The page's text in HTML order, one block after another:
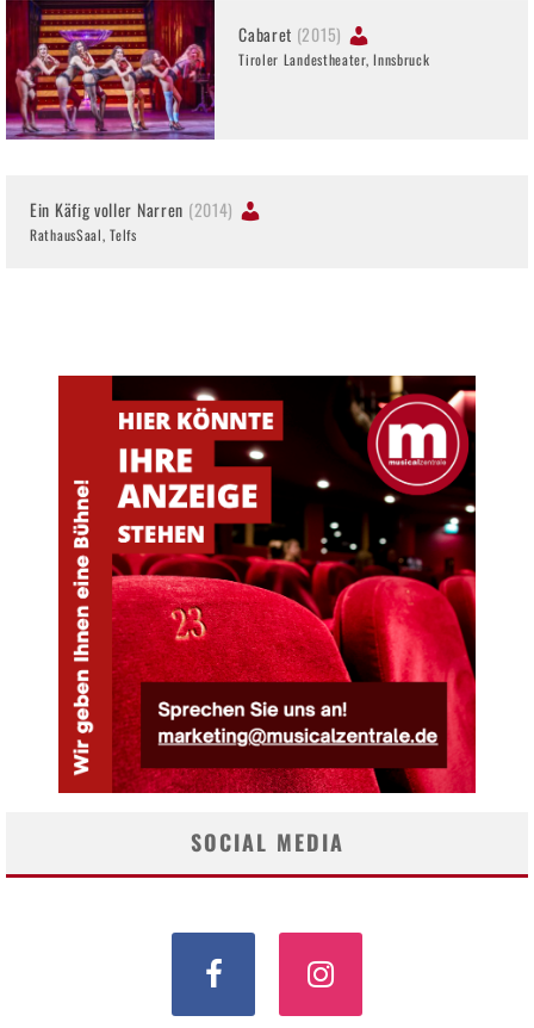
Cabaret (2015)
Tiroler Landestheater, Innsbruck
Ein Käfig voller Narren (2014)
RathausSaal, Telfs
SOCIAL MEDIA